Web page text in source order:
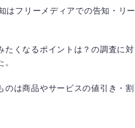
フリーメディアでの告知・リ
たくなるポイントは？の調査に
は商品やサービスの値引き・